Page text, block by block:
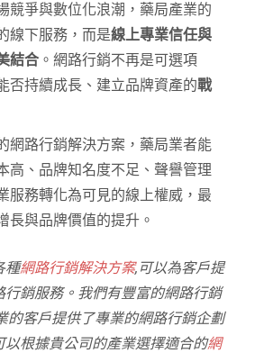
競爭與數位化浪潮，藥局產業的
線下服務，而是線上專業信任與
結合 。網路行銷不再是可選項
否持續成長、建立品牌資產的戰
網路行銷解決方案，藥局業者能
高、品牌知名度不足、聲譽管理
服務轉化為可見的線上權威，最
長與品牌價值的提升。
種網路行銷解決方案,可以為客戶提
行銷服務。我們有豐富的網路行銷
的客戶提供了專業的網路行銷企劃
以根據貴公司的產業選擇適合的網